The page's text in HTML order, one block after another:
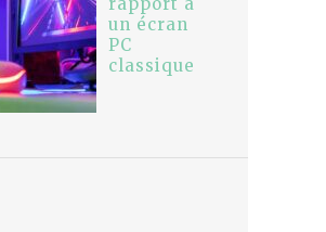
un écran
PC
classique